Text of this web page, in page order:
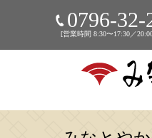
0796-32-
[営業時間 8:30〜17:30／店舗
商品